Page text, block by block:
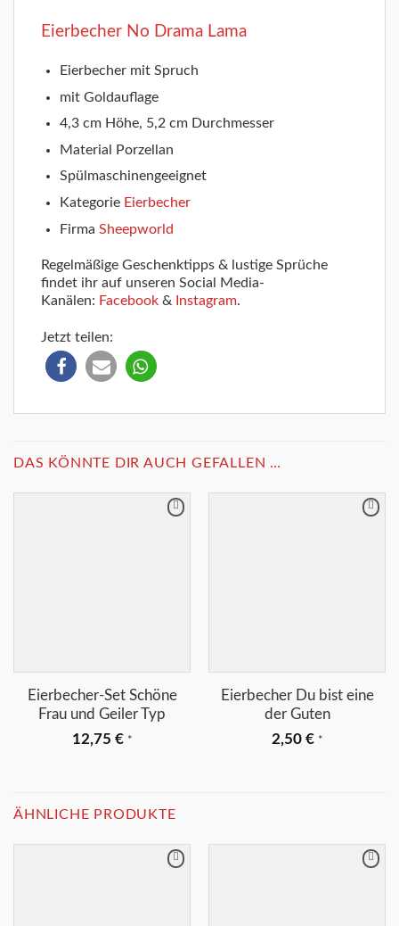
Eierbecher No Drama Lama
Eierbecher mit Spruch
mit Goldauflage
4,3 cm Höhe, 5,2 cm Durchmesser
Material Porzellan
Spülmaschinengeeignet
Kategorie Eierbecher
Firma Sheepworld
Regelmäßige Geschenktipps & lustige Sprüche
findet ihr auf unseren Social Media-
Kanälen: Facebook & Instagram.
Jetzt teilen:
DAS KÖNNTE DIR AUCH GEFALLEN …
Merkliste
Eierbecher-Set Schöne
Frau und Geiler Typ
12,75 € *
Merkliste
Eierbecher Du bist eine
der Guten
2,50 € *
ÄHNLICHE PRODUKTE
Merkliste Merkliste